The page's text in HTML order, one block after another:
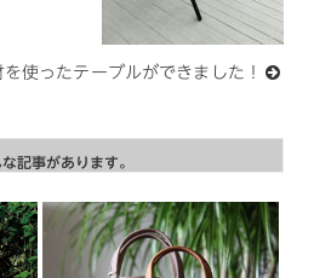
使ったテーブルができました！
記事があります。